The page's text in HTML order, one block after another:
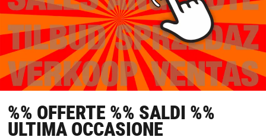
%% OFFERTE %% SALDI %%
ULTIMA OCCASIONE